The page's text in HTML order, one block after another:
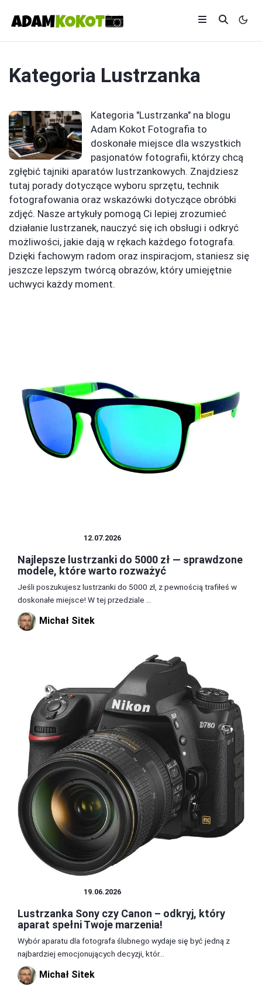
Kategoria Lustrzanka
Kategoria "Lustrzanka" na blogu
Adam Kokot Fotografia to
doskonałe miejsce dla wszystkich
pasjonatów fotografii, którzy chcą
zgłębić tajniki aparatów lustrzankowych. Znajdziesz
tutaj porady dotyczące wyboru sprzętu, technik
fotografowania oraz wskazówki dotyczące obróbki
zdjęć. Nasze artykuły pomogą Ci lepiej zrozumieć
działanie lustrzanek, nauczyć się ich obsługi i odkryć
możliwości, jakie dają w rękach każdego fotografa.
Dzięki fachowym radom oraz inspiracjom, staniesz się
jeszcze lepszym twórcą obrazów, który umiejętnie
uchwyci każdy moment.
12.07.2026
Najlepsze lustrzanki do 5000 zł — sprawdzone
modele, które warto rozważyć
Jeśli poszukujesz lustrzanki do 5000 zł, z pewnością trafiłeś w
doskonałe miejsce! W tej przedziale ...
Michał Sitek
19.06.2026
Lustrzanka Sony czy Canon – odkryj, który
aparat spełni Twoje marzenia!
Wybór aparatu dla fotografa ślubnego wydaje się być jedną z
najbardziej emocjonujących decyzji, któr...
Michał Sitek